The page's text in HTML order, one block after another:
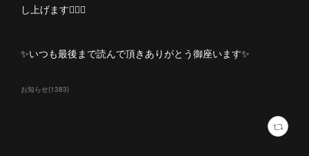
し上げます🙇🏻‍♀️
✨いつも最後まで読んで頂きありがとう御座います✨
お知らせ(1383)